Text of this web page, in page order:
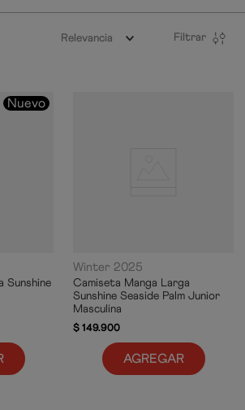
Relevancia Filtrar
Nuevo
Sunshine
Winter 2025
Camiseta Manga Larga
Sunshine Seaside Palm Junior
Masculina
$149.900
AGREGAR